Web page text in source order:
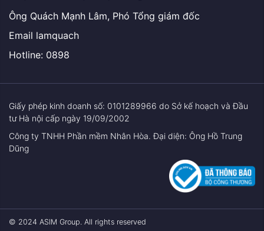
Ông Quách Mạnh Lâm, Phó Tổng giám đốc
Email lamquach
Hotline: 0898
Giấy phép kinh doanh số: 0101289966 do Sở kế hoạch và Đầu
tư Hà nội cấp ngày 19/09/2002
Công ty TNHH Phần mềm Nhân Hòa. Đại diện: Ông Hồ Trung
Dũng
© 2024 ASIM Group. All rights reserved